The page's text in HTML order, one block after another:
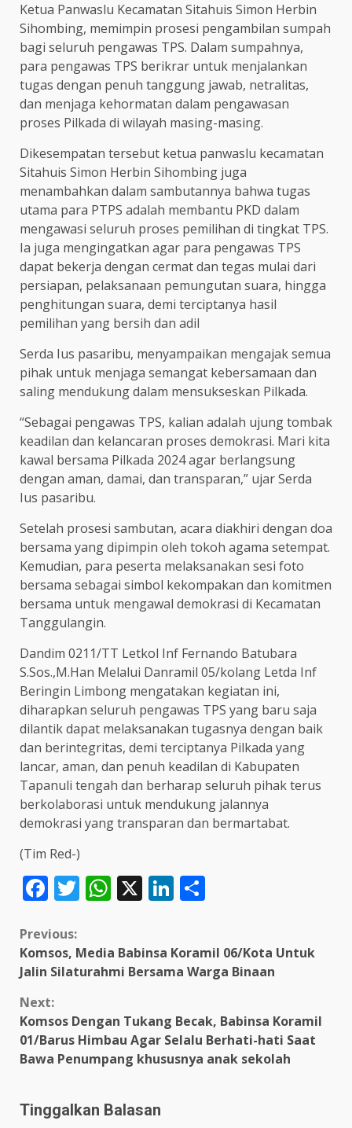
Ketua Panwaslu Kecamatan Sitahuis Simon Herbin
Sihombing, memimpin prosesi pengambilan sumpah
bagi seluruh pengawas TPS. Dalam sumpahnya,
para pengawas TPS berikrar untuk menjalankan
tugas dengan penuh tanggung jawab, netralitas,
dan menjaga kehormatan dalam pengawasan
proses Pilkada di wilayah masing-masing.
Dikesempatan tersebut ketua panwaslu kecamatan
Sitahuis Simon Herbin Sihombing juga
menambahkan dalam sambutannya bahwa tugas
utama para PTPS adalah membantu PKD dalam
mengawasi seluruh proses pemilihan di tingkat TPS.
Ia juga mengingatkan agar para pengawas TPS
dapat bekerja dengan cermat dan tegas mulai dari
persiapan, pelaksanaan pemungutan suara, hingga
penghitungan suara, demi terciptanya hasil
pemilihan yang bersih dan adil
Serda Ius pasaribu, menyampaikan mengajak semua
pihak untuk menjaga semangat kebersamaan dan
saling mendukung dalam mensukseskan Pilkada.
“Sebagai pengawas TPS, kalian adalah ujung tombak
keadilan dan kelancaran proses demokrasi. Mari kita
kawal bersama Pilkada 2024 agar berlangsung
dengan aman, damai, dan transparan,” ujar Serda
Ius pasaribu.
Setelah prosesi sambutan, acara diakhiri dengan doa
bersama yang dipimpin oleh tokoh agama setempat.
Kemudian, para peserta melaksanakan sesi foto
bersama sebagai simbol kekompakan dan komitmen
bersama untuk mengawal demokrasi di Kecamatan
Tanggulangin.
Dandim 0211/TT Letkol Inf Fernando Batubara
S.Sos.,M.Han Melalui Danramil 05/kolang Letda Inf
Beringin Limbong mengatakan kegiatan ini,
diharapkan seluruh pengawas TPS yang baru saja
dilantik dapat melaksanakan tugasnya dengan baik
dan berintegritas, demi terciptanya Pilkada yang
lancar, aman, dan penuh keadilan di Kabupaten
Tapanuli tengah dan berharap seluruh pihak terus
berkolaborasi untuk mendukung jalannya
demokrasi yang transparan dan bermartabat.
(Tim Red-)
Facebook
Twitter
WhatsApp
X LinkedIn
Continue
Reading
Previous:
Komsos, Media Babinsa Koramil 06/Kota Untuk
Jalin Silaturahmi Bersama Warga Binaan
Next:
Komsos Dengan Tukang Becak, Babinsa Koramil
01/Barus Himbau Agar Selalu Berhati-hati Saat
Bawa Penumpang khususnya anak sekolah
Tinggalkan Balasan